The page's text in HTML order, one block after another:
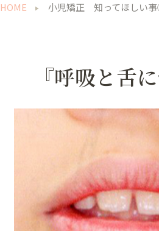
HOME 小児矯正 知ってほしい事
『呼吸と舌